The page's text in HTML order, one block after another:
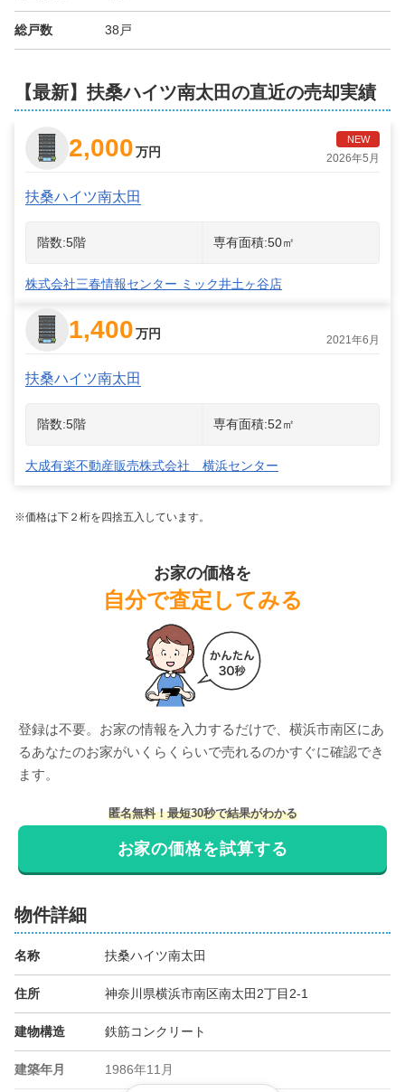
総戸数 38戸
【最新】扶桑ハイツ南太田の直近の売却実績
NEW
2,000万円 2026年5月
扶桑ハイツ南太田
階数:5階 専有面積:50㎡
株式会社三春情報センター ミック井土ヶ谷店
1,400万円 2021年6月
扶桑ハイツ南太田
階数:5階 専有面積:52㎡
大成有楽不動産販売株式会社 横浜センター
※価格は下２桁を四捨五入しています。
お家の価格を
自分で査定してみる
登録は不要。お家の情報を入力するだけで、 横浜市南区にあ
るあなたのお家がいくらくらいで売れるのかすぐに確認でき
ます。
匿名無料！最短30秒で結果がわかる
お家の価格を試算する
物件詳細
名称 扶桑ハイツ南太田
住所 神奈川県横浜市南区南太田2丁目2-1
建物構造 鉄筋コンクリート
建築年月 1986年11月